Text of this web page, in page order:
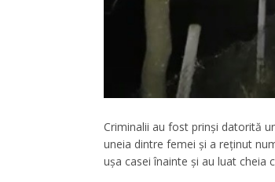
Criminalii au fost prinşi datorită
uneia dintre femei şi a reţinut
uşa casei înainte şi au luat cheia